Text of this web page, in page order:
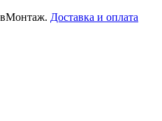
Доставка и оплата